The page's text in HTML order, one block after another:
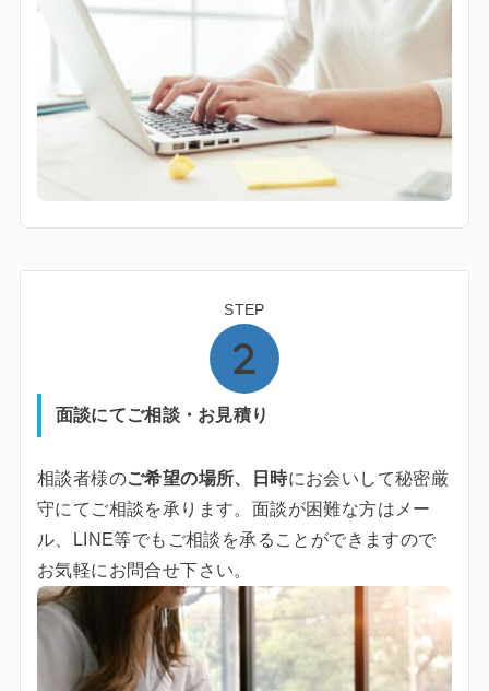
STEP
面談にてご相談・お見積り
相談者様のご希望の場所、日時にお会いして秘密厳
守にてご相談を承ります。面談が困難な方はメー
ル、LINE等でもご相談を承ることができますので
お気軽にお問合せ下さい。